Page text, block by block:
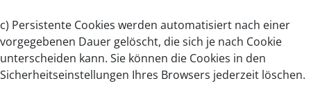
c) Persistente Cookies werden automatisiert nach einer
vorgegebenen Dauer gelöscht, die sich je nach Cookie
unterscheiden kann. Sie können die Cookies in den
Sicherheitseinstellungen Ihres Browsers jederzeit löschen.